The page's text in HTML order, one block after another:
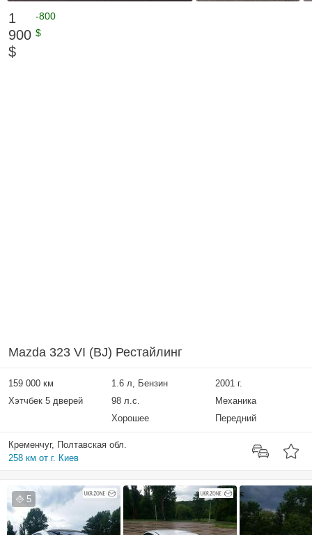
1
900
$
-800
$
Mazda 323 VI (BJ) Рестайлинг
159 000 км 1.6 л, Бензин
2001 г.
Хэтчбек 5 дверей
98 л.с.
Механика
Хорошее
Передний
Кременчуг, Полтавская обл.
258 км от г. Киев
5